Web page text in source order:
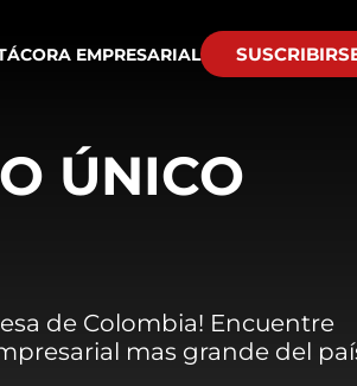
EMPRESARIAL
ÚNICO
de Colombia! Encuentre
mas grande del